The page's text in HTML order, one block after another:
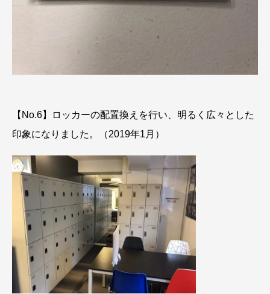
【No.6】ロッカーの配置換えを行い、明るく広々とした
印象になりました。（2019年1月）